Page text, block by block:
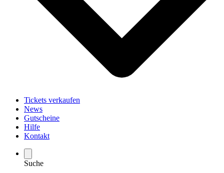
Tickets verkaufen
News
Gutscheine
Hilfe
Kontakt
Suche